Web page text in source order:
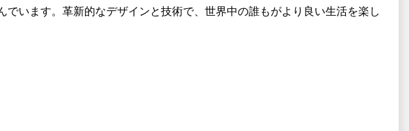
います。革新的なデザインと技術で、世界中の誰もがより良い生活を楽し